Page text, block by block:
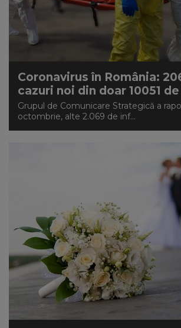
Coronavirus în România:
cazuri noi din doar 10051
Grupul de Comunicare Strategică a
octombrie, alte 2.069 de inf...